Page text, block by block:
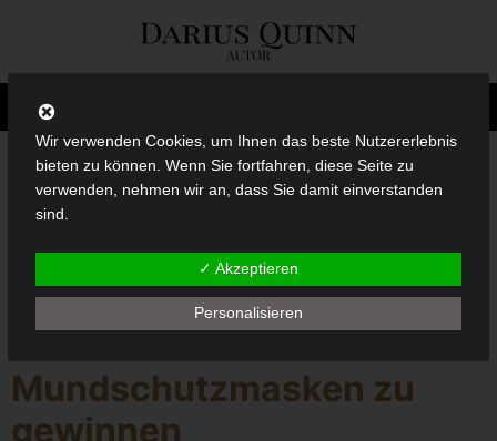
Schlagwort:
Gewinnspiel
Mundschutzmasken zu
gewinnen
Wir verwenden Cookies, um Ihnen das beste Nutzererlebnis
bieten zu können. Wenn Sie fortfahren, diese Seite zu
verwenden, nehmen wir an, dass Sie damit einverstanden
sind.
✓ Akzeptieren
Personalisieren